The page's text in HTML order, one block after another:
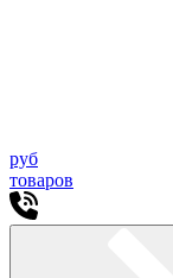
руб
товаров